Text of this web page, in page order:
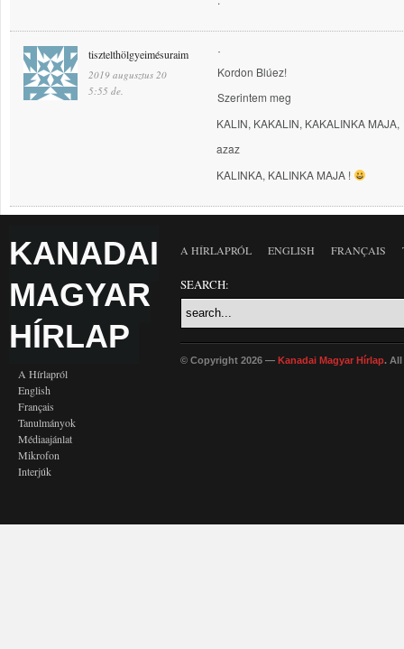
tisztelthölgyeimésuraim
2019 augusztus 20
5:55 de.
˙
Kordon Blúez!
Szerintem meg
KALIN, KAKALIN, KAKALINKA MAJA,
azaz
KALINKA, KALINKA MAJA !
KANADAI
MAGYAR
HÍRLAP
A Hírlapról
English
Français
Tanulmányok
Médiaajánlat
Mikrofon
Interjúk
A HÍRLAPRÓL ENGLISH FRANÇAIS
SEARCH:
© Copyright 2026 — Kanadai Magyar Hírlap. All